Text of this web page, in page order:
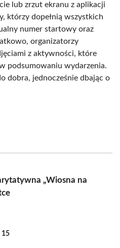
lub zrzut ekranu z aplikacji
którzy dopełnią wszystkich
numer startowy oraz
organizatorzy
z aktywności, które
podsumowaniu wydarzenia.
dobra, jednocześnie dbając o
„Wiosna na
15